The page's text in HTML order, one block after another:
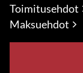
Toimitusehdot
Maksuehdot